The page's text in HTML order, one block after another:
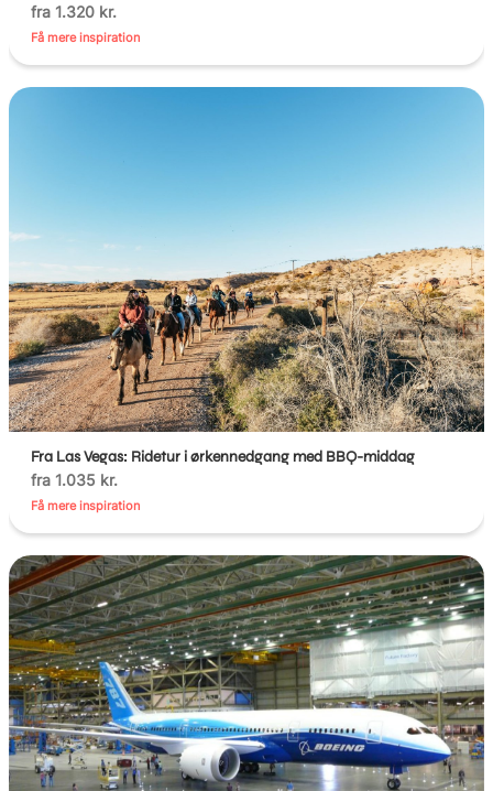
fra 1.320 kr.
Få mere inspiration
Fra Las Vegas: Ridetur i ørkennedgang med BBQ-middag
fra 1.035 kr.
Få mere inspiration